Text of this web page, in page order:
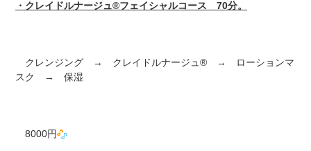
・クレイドルナージュ®フェイシャルコース 70分。
クレンジング → クレイドルナージュ® → ローションマ
スク → 保湿
8000円